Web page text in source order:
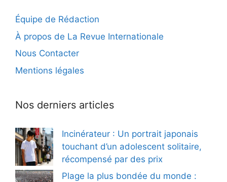
Équipe de Rédaction
À propos de La Revue Internationale
Nous Contacter
Mentions légales
Nos derniers articles
Incinérateur : Un portrait japonais
touchant d’un adolescent solitaire,
récompensé par des prix
Plage la plus bondée du monde :